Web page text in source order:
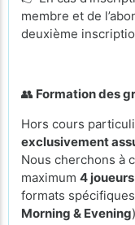
membre et de
deuxième
👥 Formation des
Hors cours
exclusivement
Nous cherchons à
maximum 4
formats
Morning & Evening